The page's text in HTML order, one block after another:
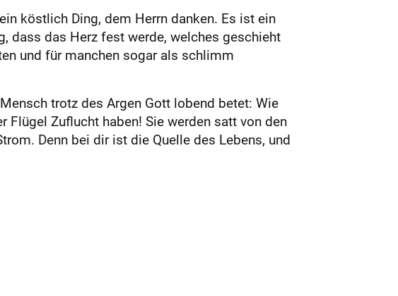
köstlich Ding, dem Herrn danken. Es ist ein
dass das Herz fest werde, welches geschieht
und für manchen sogar als schlimm
trotz des Argen Gott lobend betet: Wie
Zuflucht haben! Sie werden satt von den
Denn bei dir ist die Quelle des Lebens, und